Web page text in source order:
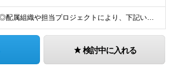
◎配属組織や担当プロジェクトにより、下記いずれかの勤務地となります。 ※関西に本社あり※ ・東京（新宿） ・大阪（大阪市中央区） (変更の範囲)会社の定める勤務地
検討中に入れる